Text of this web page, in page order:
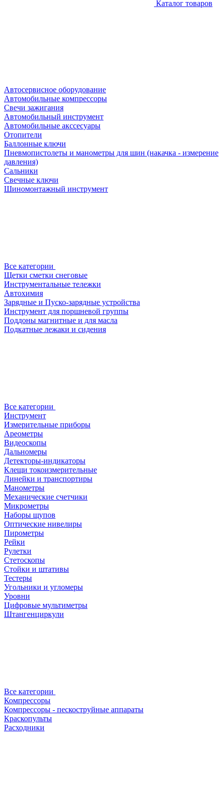
Каталог товаров
Автосервисное оборудование
Автомобильные компрессоры
Свечи зажигания
Автомобильный инструмент
Автомобильные акссесуары
Отопители
Баллонные ключи
Пневмопистолеты и манометры для шин (накачка - измерение
давления)
Сальники
Свечные ключи
Шиномонтажный инструмент
Все категории
Щетки сметки снеговые
Инструментальные тележки
Автохимия
Зарядные и Пуско-зарядные устройства
Инструмент для поршневой группы
Поддоны магнитные и для масла
Подкатные лежаки и сидения
Все категории
Инструмент
Измерительные приборы
Ареометры
Видеоскопы
Дальномеры
Детекторы-индикаторы
Клещи токоизмерительные
Линейки и транспортиры
Манометры
Механические счетчики
Микрометры
Наборы щупов
Оптические нивелиры
Пирометры
Рейки
Рулетки
Стетоскопы
Стойки и штативы
Тестеры
Угольники и угломеры
Уровни
Цифровые мультиметры
Штангенциркули
Все категории
Компрессоры
Компрессоры - пескоструйные аппараты
Краскопульты
Расходники